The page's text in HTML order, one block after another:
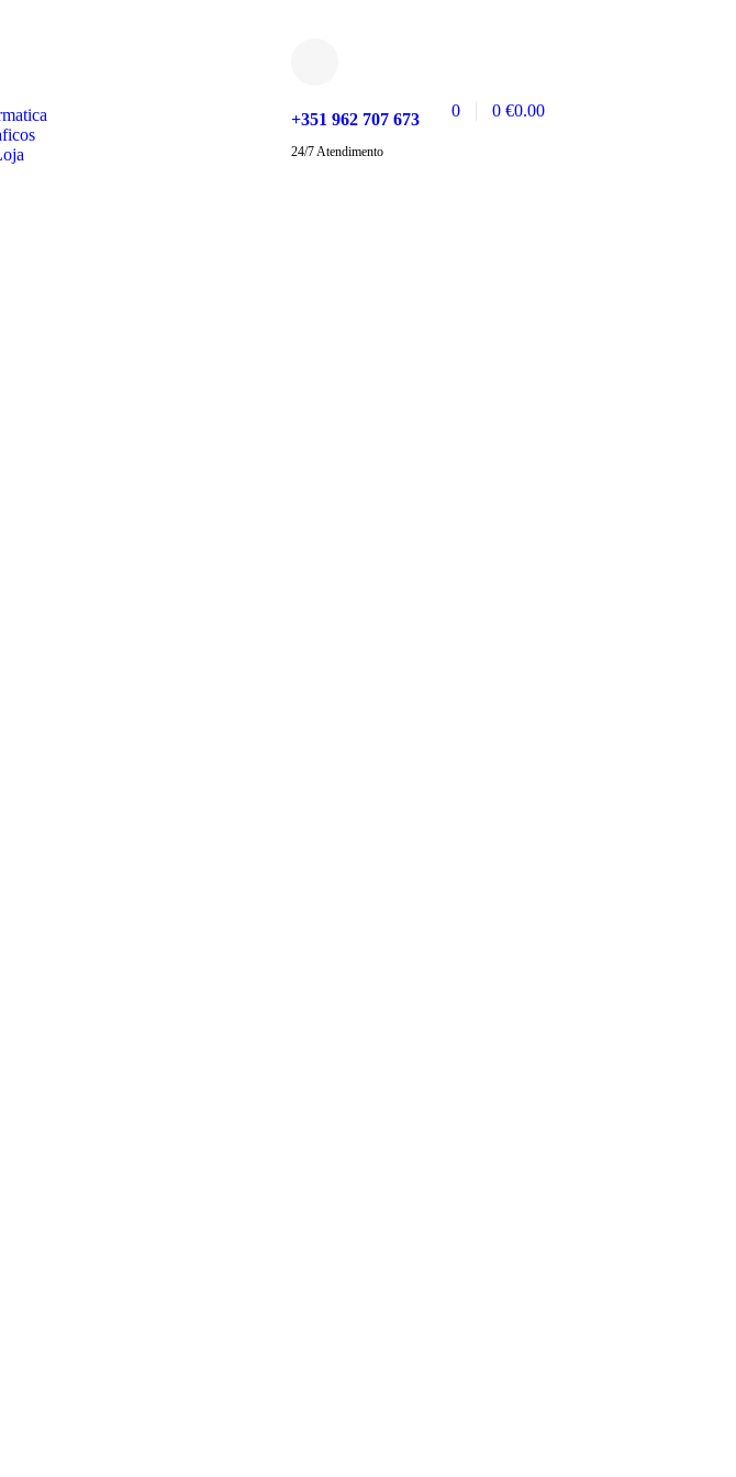
+351 962 707 673
24/7 Atendimento
0 0 €0.00